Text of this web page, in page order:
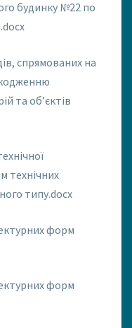
будинку №22 по
спрямованих на
та об’єктів
технічних
типу.docx
форм
форм